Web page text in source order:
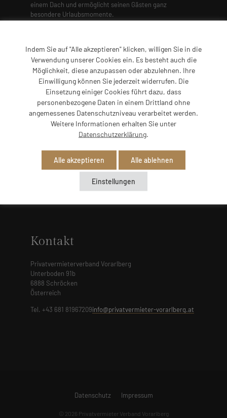
einem Dach und ermöglicht seinen Gästen ganz
besondere Urlaubsmomente.
Powered by Translate
Entdecken
Verband
Gastgeber
Kontakt
Privatvermieterverband Vorarlberg
Unterboden 91b
6888 Schröcken
Österreich
Tel. +43 681 81967209info@privatvermieter-vorarlberg.at
Datenschutz Impressum
© 2026 Privatvermieter Verband Vorarlberg
Indem Sie auf "Alle akzeptieren" klicken, willigen Sie in die
Verwendung unserer Cookies ein. Es besteht auch die
Möglichkeit, diese anzupassen oder abzulehnen. Ihre
Einwilligung können Sie jederzeit widerrufen. Die
Einsetzung einiger Cookies führt dazu, dass
personenbezogene Daten in einem Drittland ohne
angemessenes Datenschutzniveau verarbeitet werden.
Weitere Informationen erhalten Sie unter
Datenschutzerklärung
Alle akzeptieren Alle ablehnen
Einstellungen